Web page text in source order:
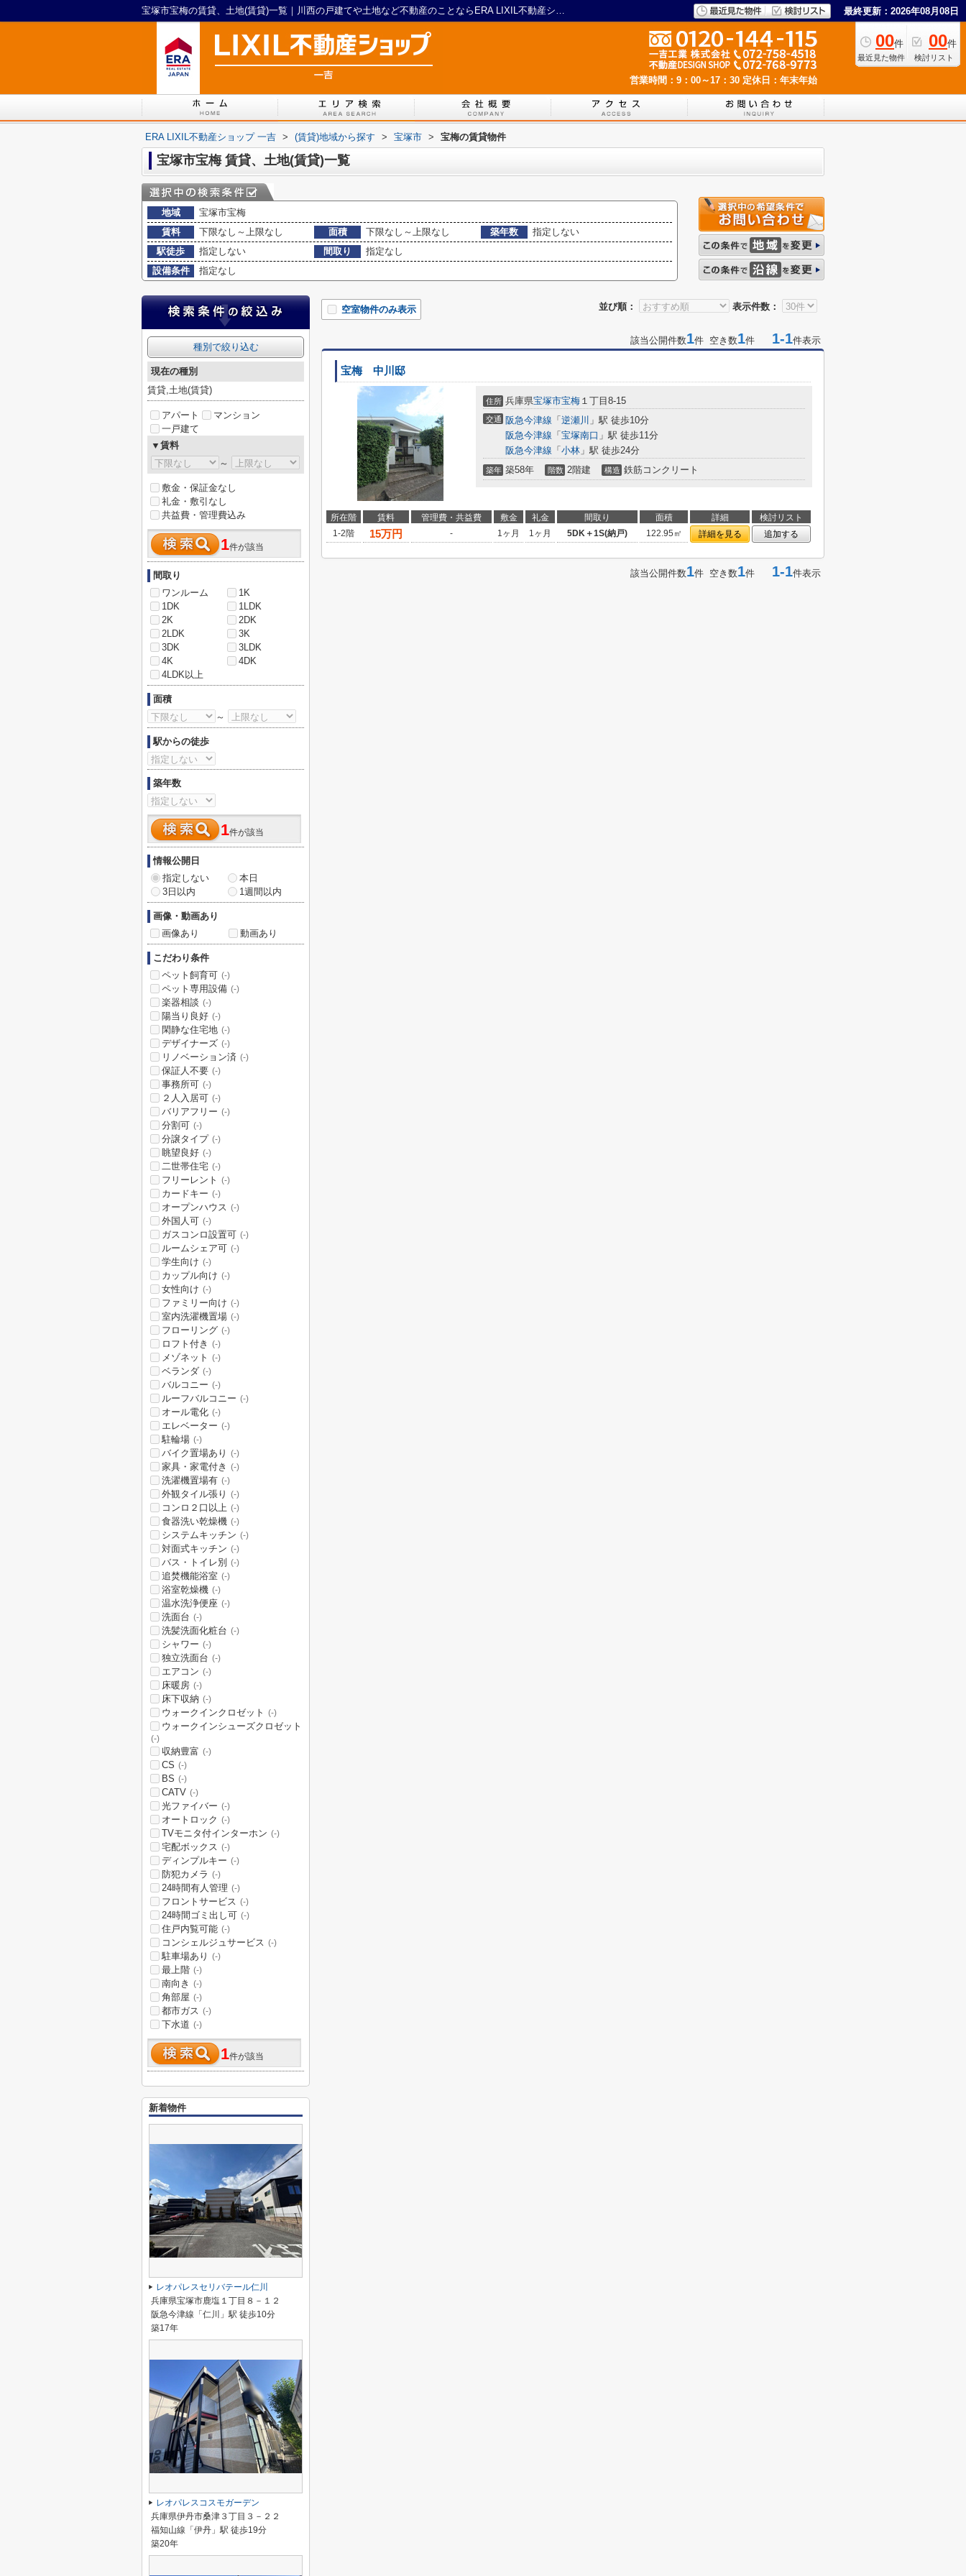
宝塚市宝梅の賃貸、土地(賃貸)一覧｜川西の戸建てや土地など不動産のことならERA LIXIL不動産ショップ 一吉 最終更新：2026年08月08日
00件
最近見た物件
00件
検討リスト
営業時間：9：00～17：30 定休日：年末年始
ERA LIXIL不動産ショップ 一吉 > (賃貸)地域から探す > 宝塚市 > 宝梅の賃貸物件
宝塚市宝梅 賃貸、土地(賃貸)一覧
地域
宝塚市宝梅
賃料
下限なし～上限なし 面積 下限なし～上限なし 築年数
指定しない
駅徒歩
指定しない 間取り
指定なし
設備条件
指定なし
並び順： 表示件数：
空室物件のみ表示
該当公開件数1件 空き数1件 1-1件表示
宝梅 中川邸
住所 兵庫県宝塚市宝梅 １丁目8-15
交通 阪急今津線 「 逆瀬川 」駅 徒歩10分
阪急今津線 「 宝塚南口 」駅 徒歩11分
阪急今津線 「 小林 」駅 徒歩24分
築年 築58年 階数 2階建 構造 鉄筋コンクリート
所在階 賃料 管理費・共益費 敷金 礼金 間取り 面積 詳細
検討リスト
1-2階
15万円 - 1ヶ月 1ヶ月 5DK＋1S(納戸) 122.95㎡ 詳細を見る 追加する
該当公開件数1件 空き数1件 1-1件表示
種別で絞り込む
現在の種別
賃貸,土地(賃貸)
アパート
マンション
一戸建て
▼賃料
～
敷金・保証金なし
礼金・敷引なし
共益費・管理費込み
1件が該当
間取り
ワンルーム
1K
1DK
1LDK
2K
2DK
2LDK
3K
3DK
3LDK
4K
4DK
4LDK以上
面積
～
駅からの徒歩
築年数
1件が該当
情報公開日
指定しない
本日
3日以内
1週間以内
画像・動画あり
画像あり
動画あり
こだわり条件
ペット飼育可 (-)
ペット専用設備 (-)
楽器相談 (-)
陽当り良好 (-)
閑静な住宅地 (-)
デザイナーズ (-)
リノベーション済 (-)
保証人不要 (-)
事務所可 (-)
２人入居可 (-)
バリアフリー (-)
分割可 (-)
分譲タイプ (-)
眺望良好 (-)
二世帯住宅 (-)
フリーレント (-)
カードキー (-)
オープンハウス (-)
外国人可 (-)
ガスコンロ設置可 (-)
ルームシェア可 (-)
学生向け (-)
カップル向け (-)
女性向け (-)
ファミリー向け (-)
室内洗濯機置場 (-)
フローリング (-)
ロフト付き (-)
メゾネット (-)
ベランダ (-)
バルコニー (-)
ルーフバルコニー (-)
オール電化 (-)
エレベーター (-)
駐輪場 (-)
バイク置場あり (-)
家具・家電付き (-)
洗濯機置場有 (-)
外観タイル張り (-)
コンロ２口以上 (-)
食器洗い乾燥機 (-)
システムキッチン (-)
対面式キッチン (-)
バス・トイレ別 (-)
追焚機能浴室 (-)
浴室乾燥機 (-)
温水洗浄便座 (-)
洗面台 (-)
洗髪洗面化粧台 (-)
シャワー (-)
独立洗面台 (-)
エアコン (-)
床暖房 (-)
床下収納 (-)
ウォークインクロゼット (-)
ウォークインシューズクロゼット
(-)
収納豊富 (-)
CS (-)
BS (-)
CATV (-)
光ファイバー (-)
オートロック (-)
TVモニタ付インターホン (-)
宅配ボックス (-)
ディンプルキー (-)
防犯カメラ (-)
24時間有人管理 (-)
フロントサービス (-)
24時間ゴミ出し可 (-)
住戸内覧可能 (-)
コンシェルジュサービス (-)
駐車場あり (-)
最上階 (-)
南向き (-)
角部屋 (-)
都市ガス (-)
下水道 (-)
1件が該当
新着物件
レオパレスセリバテール仁川
兵庫県宝塚市鹿塩１丁目８－１２
阪急今津線「仁川」駅 徒歩10分
築17年
レオパレスコスモガーデン
兵庫県伊丹市桑津３丁目３－２２
福知山線「伊丹」駅 徒歩19分
築20年